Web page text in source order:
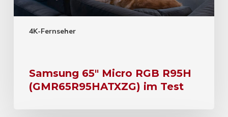
4K-Fernseher
Samsung 65″ Micro RGB R95H
(GMR65R95HATXZG) im Test